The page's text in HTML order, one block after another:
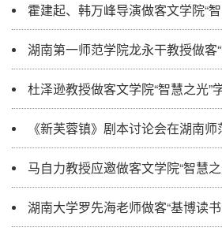
霍建起、韩万峰导演做客文学院“智慧之光”学术名师
湖南第一师范学院龙永干教授做客“智慧之光”学术名师
杜泽逊教授做客文学院“智慧之光”学术名师
《新芙蓉镇》剧本讨论会在湖南师范大学文学院圆
马自力教授应邀做客文学院“智慧之光”学术
湖南大学罗先海老师做客“基博读书会”青年